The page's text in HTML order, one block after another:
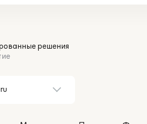
решения